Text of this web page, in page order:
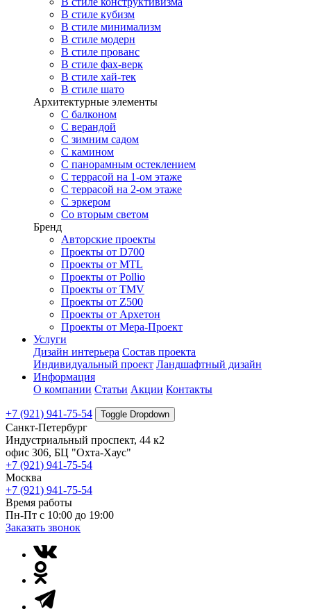
В стиле кубизм
В стиле минимализм
В стиле модерн
В стиле прованс
В стиле фах-верк
В стиле хай-тек
В стиле шато
Архитектурные элементы
С балконом
С верандой
С зимним садом
С камином
С панорамным остеклением
С террасой на 1-ом этаже
С террасой на 2-ом этаже
С эркером
Со вторым светом
Бренд
Авторские проекты
Проекты от D700
Проекты от MTL
Проекты от Pollio
Проекты от TMV
Проекты от Z500
Проекты от Архетон
Проекты от Мера-Проект
Услуги
Дизайн интерьера Состав проекта
Индивидуальный проект Ландшафтный дизайн
Информация
О компании Статьи Акции Контакты
+7 (921) 941-75-54 Toggle Dropdown
Санкт-Петербург
Индустриальный проспект, 44 к2
офис 306, БЦ "Охта-Хаус"
+7 (921) 941-75-54
Москва
+7 (921) 941-75-54
Время работы
Пн-Пт с 10:00 до 19:00
Заказать звонок